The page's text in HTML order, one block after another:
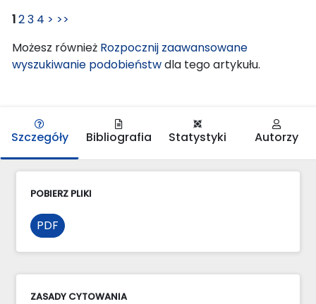
123 4 > >>
Możesz również Rozpocznij zaawansowane
wyszukiwanie podobieństwdla tego artykułu.
Szczegóły Bibliografia Statystyki Autorzy
POBIERZ PLIKI
PDF
ZASADY CYTOWANIA